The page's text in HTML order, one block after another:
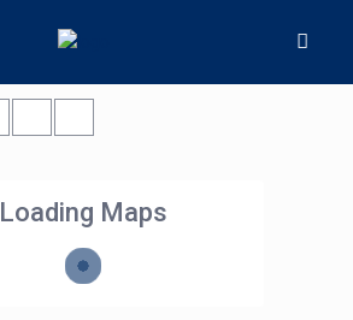
Loading Maps